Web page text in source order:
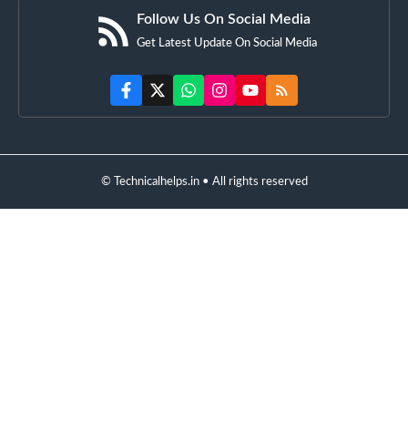
Follow Us On Social Media
Get Latest Update On Social Media
© Technicalhelps.in • All rights reserved